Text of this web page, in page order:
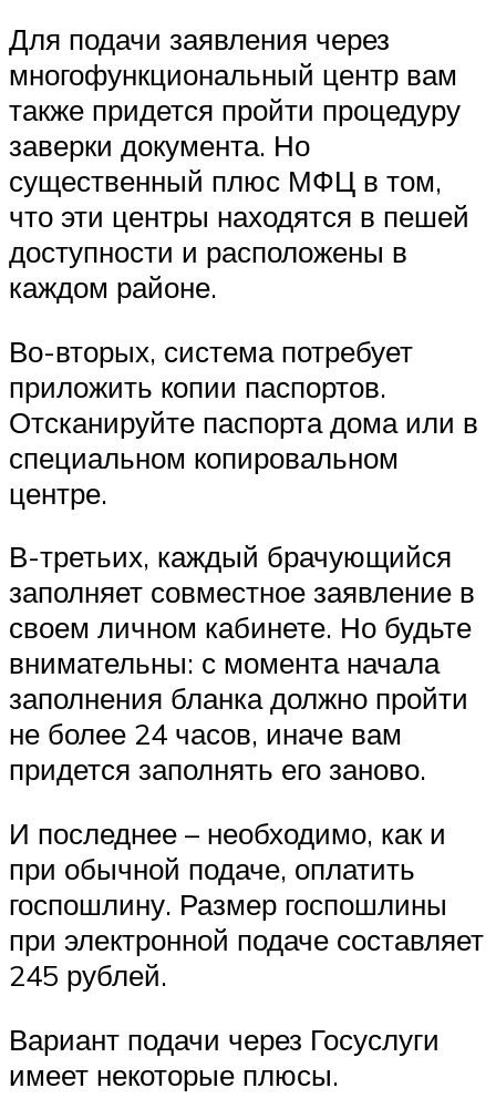
Для подачи заявления через
многофункциональный центр вам
также придется пройти процедуру
заверки документа. Но
существенный плюс МФЦ в том,
что эти центры находятся в пешей
доступности и расположены в
каждом районе.
Во-вторых, система потребует
приложить копии паспортов.
Отсканируйте паспорта дома или в
специальном копировальном
центре.
В-третьих, каждый брачующийся
заполняет совместное заявление в
своем личном кабинете. Но будьте
внимательны: с момента начала
заполнения бланка должно пройти
не более 24 часов, иначе вам
придется заполнять его заново.
И последнее – необходимо, как и
при обычной подаче, оплатить
госпошлину. Размер госпошлины
при электронной подаче составляет
245 рублей.
Вариант подачи через Госуслуги
имеет некоторые плюсы.